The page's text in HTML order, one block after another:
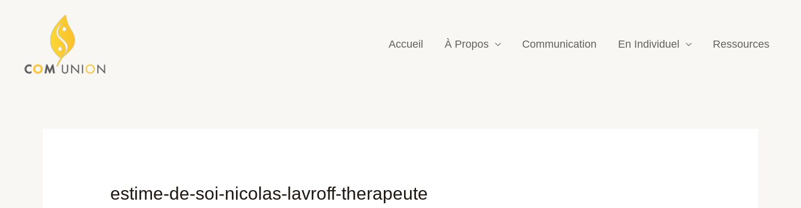
Accueil À Propos Communication En Individuel Ressources
estime-de-soi-nicolas-lavroff-therapeute